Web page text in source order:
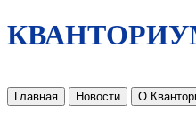
Главная Новости О